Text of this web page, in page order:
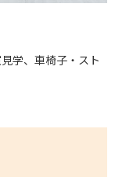
学、車椅子・スト